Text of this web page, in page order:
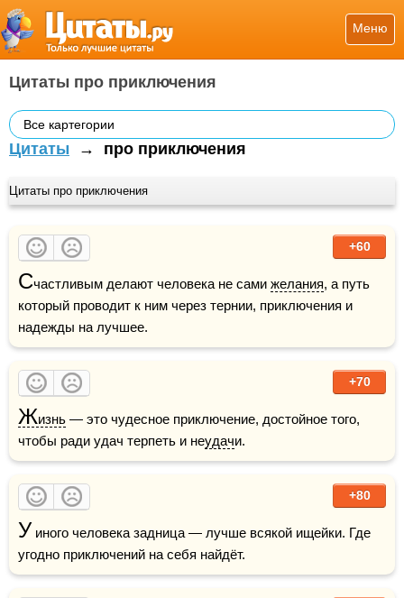
Меню
Цитаты про приключения
Все картегории
Цитаты → про приключения
Цитаты про приключения
+60
Счастливым делают человека не сами желания, а путь
который проводит к ним через тернии, приключения и
надежды на лучшее.
+70
Жизнь — это чудесное приключение, достойное того,
чтобы ради удач терпеть и неудачи.
+80
У иного человека задница — лучше всякой ищейки. Где
угодно приключений на себя найдёт.